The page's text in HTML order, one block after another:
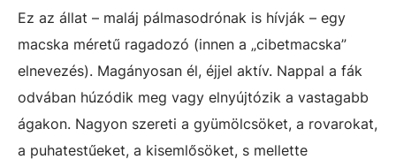
Ez az állat – maláj pálmasodrónak is hívják – egy
macska méretű ragadozó (innen a „cibetmacska”
elnevezés). Magányosan él, éjjel aktív. Nappal a fák
odvában húzódik meg vagy elnyújtózik a vastagabb
ágakon. Nagyon szereti a gyümölcsöket, a rovarokat,
a puhatestűeket, a kisemlősöket, s mellette